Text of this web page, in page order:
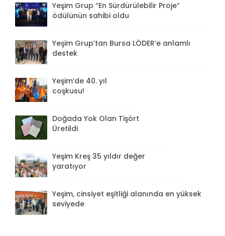
Yeşim Grup “En Sürdürülebilir Proje”
ödülünün sahibi oldu
Yeşim Grup’tan Bursa LÖDER’e anlamlı
destek
Yeşim’de 40. yıl
coşkusu!
Doğada Yok Olan Tişört
Üretildi
Yeşim Kreş 35 yıldır değer
yaratıyor
Yeşim, cinsiyet eşitliği alanında en yüksek
seviyede